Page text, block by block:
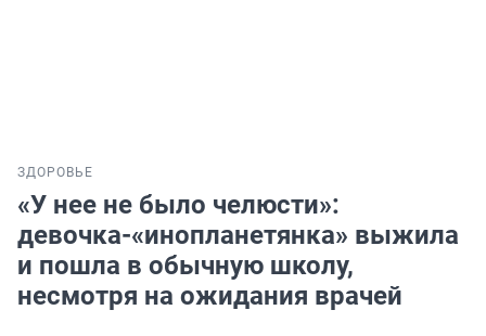
ЗДОРОВЬЕ
«У нее не было челюсти»:
девочка-«инопланетянка» выжила
и пошла в обычную школу,
несмотря на ожидания врачей